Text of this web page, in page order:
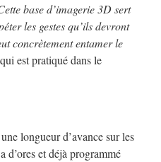
base d’imagerie 3D sert
les gestes qu’ils devront
concrètement entamer le
est pratiqué dans le
longueur d’avance sur les
d’ores et déjà programmé